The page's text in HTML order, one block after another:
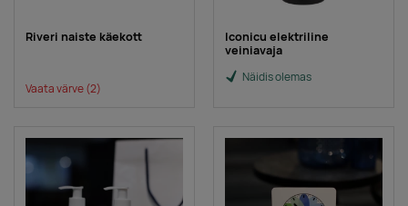
Riveri naiste käekott
Vaata värve(2)
Iconicu elektriline
veiniavaja
Näidis olemas